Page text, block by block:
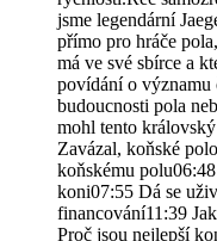
jsme legendární
přímo pro hráče
má ve své sbírce a
povídání o významu
budoucnosti pola
mohl tento
Zavázal, koňské
koňskému
koni07:55 Dá se
financování11:39
Proč jsou nejlepší